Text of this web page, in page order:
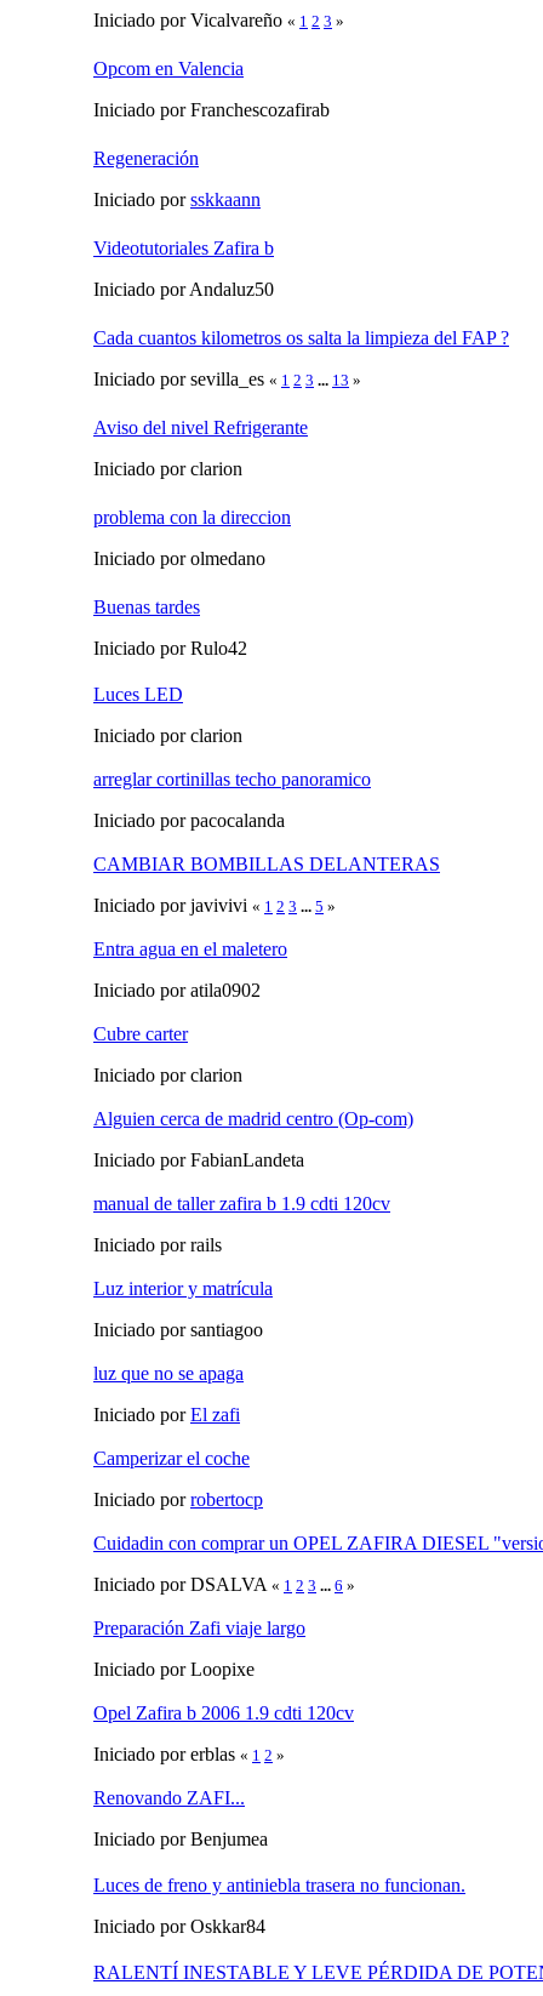
Iniciado por Vicalvareño « 1 2 3 »
Opcom en Valencia
Iniciado por Franchescozafirab
Regeneración
Iniciado porsskkaann
Videotutoriales Zafira b
Iniciado por Andaluz50
Cada cuantos kilometros os salta la limpieza del FAP ?
Iniciado por sevilla_es « 1 2 3 ... 13 »
Aviso del nivel Refrigerante
Iniciado por clarion
problema con la direccion
Iniciado por olmedano
Buenas tardes
Iniciado por Rulo42
Luces LED
Iniciado por clarion
arreglar cortinillas techo panoramico
Iniciado por pacocalanda
CAMBIAR BOMBILLAS DELANTERAS
Iniciado por javivivi « 1 2 3 ... 5 »
Entra agua en el maletero
Iniciado por atila0902
Cubre carter
Iniciado por clarion
Alguien cerca de madrid centro (Op-com)
Iniciado por FabianLandeta
manual de taller zafira b 1.9 cdti 120cv
Iniciado por rails
Luz interior y matrícula
Iniciado por santiagoo
luz que no se apaga
Iniciado porEl zafi
Camperizar el coche
Iniciado porrobertocp
Cuidadin con comprar un OPEL ZAFIRA DIESEL
Iniciado por DSALVA « 1 2 3 ... 6 »
Preparación Zafi viaje largo
Iniciado por Loopixe
Opel Zafira b 2006 1.9 cdti 120cv
Iniciado por erblas « 1 2 »
Renovando ZAFI...
Iniciado por Benjumea
Luces de freno y antiniebla trasera no funcionan.
Iniciado por Oskkar84
RALENTÍ INESTABLE Y LEVE PÉRDIDA DE